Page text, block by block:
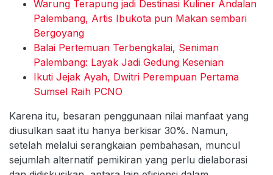
Warung Terapung jadi Destinasi Kuliner Andalan
Palembang, Artis Ibukota pun Makan sembari
Bergoyang
Balai Pertemuan Terbengkalai, Seniman
Palembang: Layak Jadi Gedung Kesenian
Ikuti Jejak Ayah, Dwitri Perempuan Pertama
Sumsel Raih PCNO
Karena itu, besaran penggunaan nilai manfaat yang
diusulkan saat itu hanya berkisar 30%. Namun,
setelah melalui serangkaian pembahasan, muncul
sejumlah alternatif pemikiran yang perlu dielaborasi